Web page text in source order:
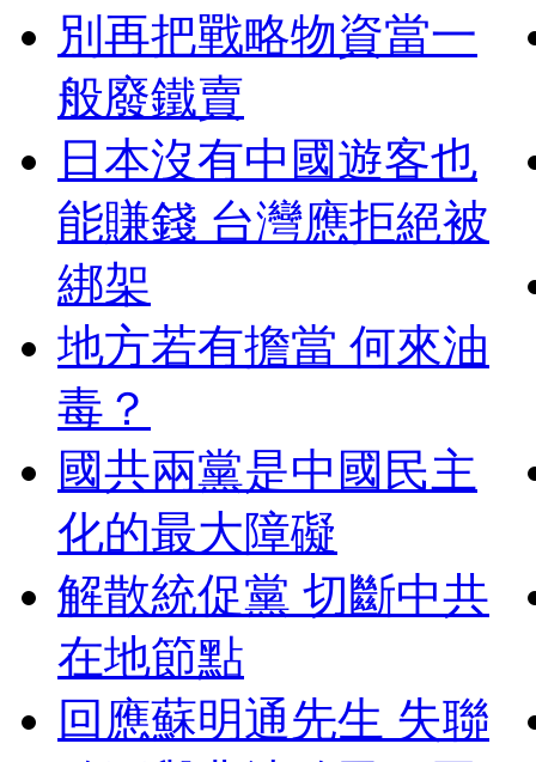
別再把戰略物資當一
般廢鐵賣
日本沒有中國遊客也
能賺錢 台灣應拒絕被
綁架
地方若有擔當 何來油
毒？
國共兩黨是中國民主
化的最大障礙
解散統促黨 切斷中共
在地節點
回應蘇明通先生 失聯